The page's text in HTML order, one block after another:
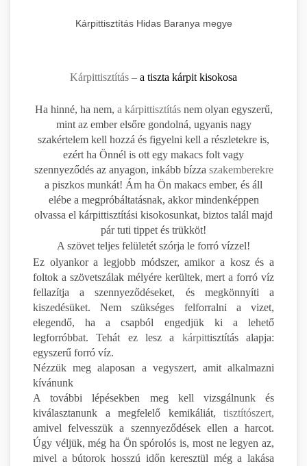
Kárpittisztítás Hidas Baranya megye
Kárpittisztítás – a tiszta kárpit kisokosa
Ha hinné, ha nem, a kárpittisztításnem olyan egyszerű,
mint az ember elsőre gondolná, ugyanis nagy
szakértelem kell hozzá és figyelni kell a részletekre is,
ezért ha Önnél is ott egy makacs folt vagy
szennyeződés az anyagon, inkább bízza szakemberekre
a piszkos munkát! Ám ha Ön makacs ember, és áll
elébe a megpróbáltatásnak, akkor mindenképpen
olvassa el kárpittisztítási kisokosunkat, biztos talál majd
pár tuti tippet és trükköt!
A szövet teljes felületét szórja le forró vízzel!
Ez olyankor a legjobb módszer, amikor a kosz és a
foltok a szövetszálak mélyére kerültek, mert a forró víz
fellazítja a szennyeződéseket, és megkönnyíti a
kiszedésüket. Nem szükséges felforralni a vizet,
elegendő, ha a csapból engedjük ki a lehető
legforróbbat. Tehát ez lesz a kárpittisztítás alapja:
egyszerű forró víz.
Nézzük meg alaposan a vegyszert, amit alkalmazni
kívánunk
A további lépésekben meg kell vizsgálnunk és
kiválasztanunk a megfelelő kemikáliát, tisztítószert,
amivel felvesszük a szennyeződések ellen a harcot.
Úgy véljük, még ha Ön spórolós is, most ne legyen az,
mivel a bútorok hosszú időn keresztül még a lakása